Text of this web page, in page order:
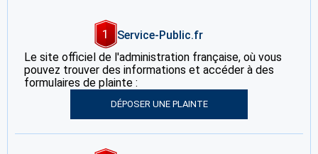
1
Service-Public.fr
Le site officiel de l'administration française, où vous
pouvez trouver des informations et accéder à des
formulaires de plainte :
DÉPOSER UNE PLAINTE